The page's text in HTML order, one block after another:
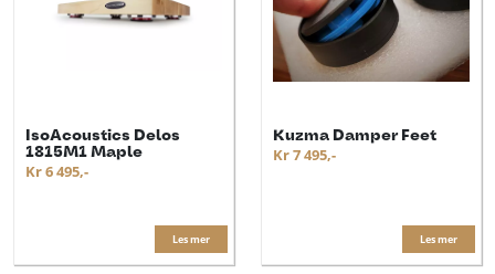
IsoAcoustics Delos
1815M1 Maple
Kr 6 495,-
Les mer
Kuzma Damper Feet
Kr 7 495,-
Les mer